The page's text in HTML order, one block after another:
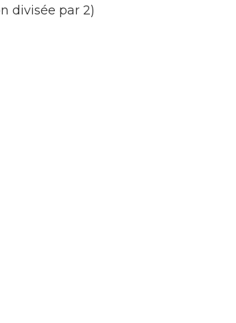
divisée par 2)